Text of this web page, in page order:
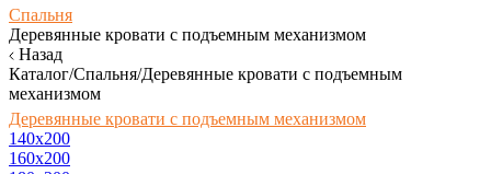
Спальня
Деревянные кровати с подъемным механизмом
Назад
Каталог/Спальня/Деревянные кровати с подъемным
механизмом
Деревянные кровати с подъемным механизмом
140x200
160х200